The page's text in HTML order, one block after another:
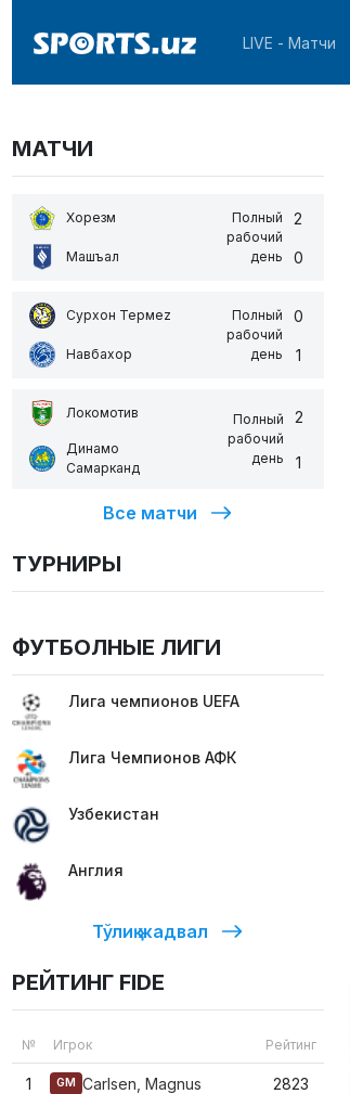
LIVE - Матчи
МАТЧИ
Хорезм
Машъал
Полный
рабочий
день
2
0
Сурхон Термеz
Навбахор
Полный
рабочий
день
0
1
Локомотив
Динамо
Самарканд
Полный
рабочий
день
2
1
Все матчи
ТУРНИРЫ
ФУТБОЛНЫЕ ЛИГИ
Лига чемпионов UEFA
Лига Чемпионов АФК
Узбекистан
Англия
Тўлиқ жадвал
РЕЙТИНГ FIDE
№ Игрок Рейтинг
1 GM Carlsen, Magnus 2823